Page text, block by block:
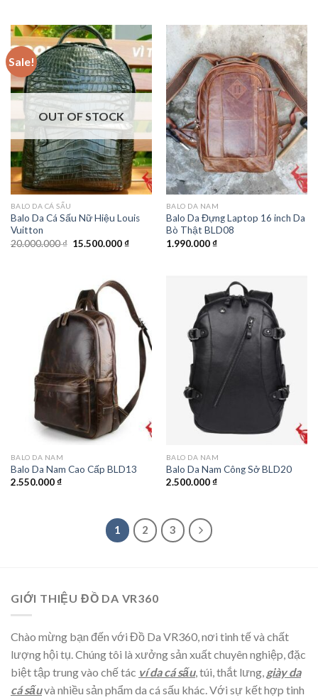
Sale!
OUT OF STOCK
BALO DA CÁ SẤU
Balo Da Cá Sấu Nữ Hiệu Louis
Vuitton
20.000.000₫ 15.500.000₫
BALO DA NAM
Balo Da Đựng Laptop 16 inch Da
Bò Thật BLD08
1.990.000₫
BALO DA NAM
Balo Da Nam Cao Cấp BLD13
2.550.000₫
BALO DA NAM
Balo Da Nam Công Sở BLD20
2.500.000₫
1 2 3
GIỚI THIỆU ĐỒ DA VR360
Chào mừng bạn đến với Đồ Da VR360, nơi tinh tế và chất
lượng hội tụ. Chúng tôi là xưởng sản xuất chuyên nghiệp, đặc
biệt tập trung vào chế tác ví da cá sấu, túi, thắt lưng, giày da
cá sấuvà nhiều sản phẩm da cá sấu khác. Với sự kết hợp tinh